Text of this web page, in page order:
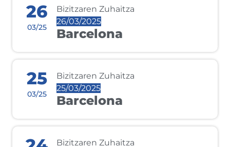
26
03/25
Bizitzaren Zuhaitza
26/03/2025
Barcelona
25
03/25
Bizitzaren Zuhaitza
25/03/2025
Barcelona
Bizitzaren Zuhaitza